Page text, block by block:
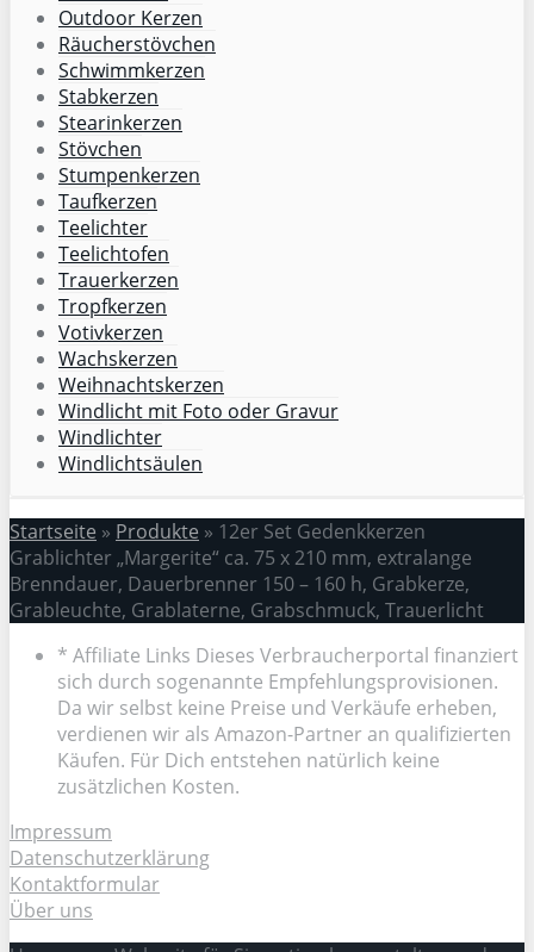
Outdoor Kerzen
Räucherstövchen
Schwimmkerzen
Stabkerzen
Stearinkerzen
Stövchen
Stumpenkerzen
Taufkerzen
Teelichter
Teelichtofen
Trauerkerzen
Tropfkerzen
Votivkerzen
Wachskerzen
Weihnachtskerzen
Windlicht mit Foto oder Gravur
Windlichter
Windlichtsäulen
Startseite » Produkte » 12er Set Gedenkkerzen
Grablichter „Margerite“ ca. 75 x 210 mm, extralange
Brenndauer, Dauerbrenner 150 – 160 h, Grabkerze,
Grableuchte, Grablaterne, Grabschmuck, Trauerlicht
* Affiliate Links Dieses Verbraucherportal finanziert
sich durch sogenannte Empfehlungsprovisionen.
Da wir selbst keine Preise und Verkäufe erheben,
verdienen wir als Amazon-Partner an qualifizierten
Käufen. Für Dich entstehen natürlich keine
zusätzlichen Kosten.
Impressum
Datenschutzerklärung
Kontaktformular
Über uns